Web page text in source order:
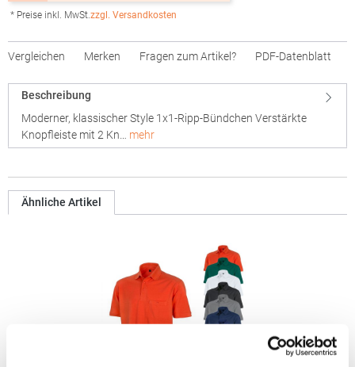
* Preise inkl. MwSt.zzgl. Versandkosten
Vergleichen Merken Fragen zum Artikel? PDF-Datenblatt
Beschreibung
Moderner, klassischer Style 1x1-Ripp-Bündchen Verstärkte
Knopfleiste mit 2 Kn… mehr
Ähnliche Artikel